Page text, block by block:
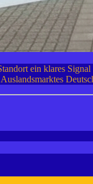
ein klares